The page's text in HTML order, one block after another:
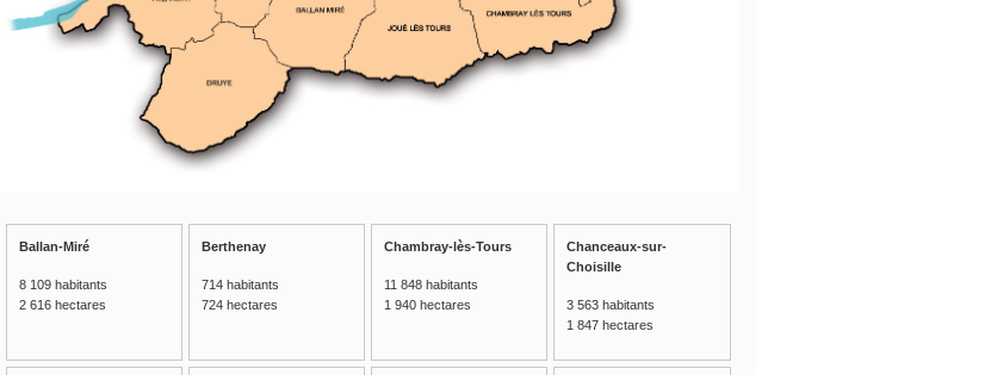
Ballan-Miré
8 109 habitants
2 616 hectares
Berthenay
714 habitants
724 hectares
Chambray-lès-Tours
11 848 habitants
1 940 hectares
Chanceaux-sur-
Choisille
3 563 habitants
1 847 hectares